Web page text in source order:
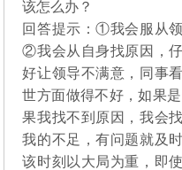
该怎么办？
回答提示：①我会服从
②我会从自身找原因，
好让领导不满意，同事
世方面做得不好，如果
果我找不到原因，我会
我的不足，有问题就及
该时刻以大局为重，即